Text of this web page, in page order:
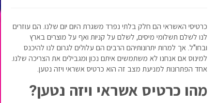
כרטיסי האשראי הם חלק בלתי נפרד משגרת היום יום שלנו. הם עוזרים
לנו לשלם תשלומי מיסים, לשלם על קניות ואף על מוצרים בארץ
ובחו"ל. אך למרות יתרונותיהם הרבים הם עלולים לגרום לנו להיכנס
למינוס אם אנחנו לא משתמשים איתם נכון ומגבילים את הצריכה שלנו.
אחד הפתרונות למניעת מצב זה הוא כרטיס אשראי ויזה נטען.
מהו כרטיס אשראי ויזה נטען?